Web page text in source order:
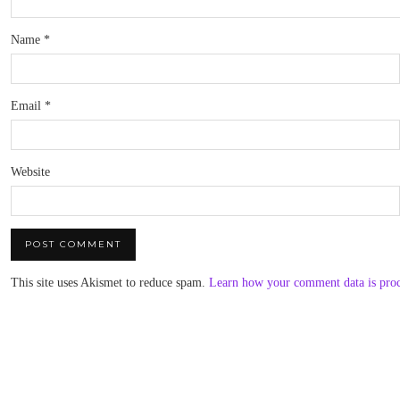
Name *
Email *
Website
This site uses Akismet to reduce spam. Learn how your comment data is